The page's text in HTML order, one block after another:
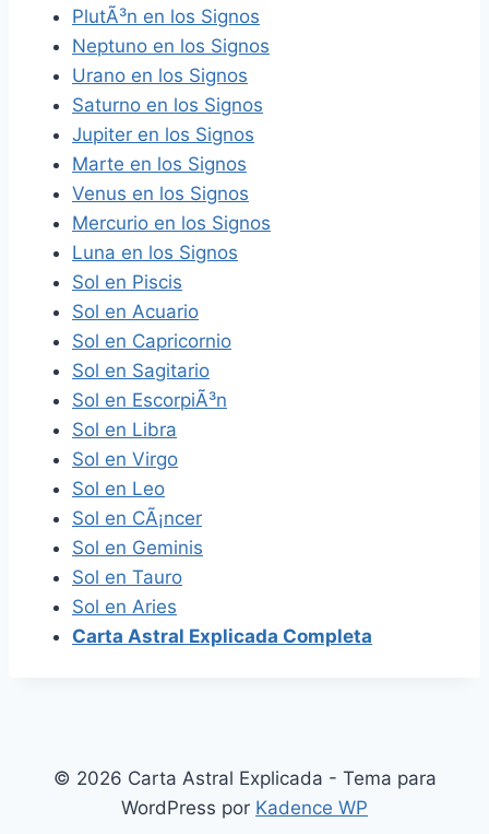
PlutÃ³n en los Signos
Neptuno en los Signos
Urano en los Signos
Saturno en los Signos
Jupiter en los Signos
Marte en los Signos
Venus en los Signos
Mercurio en los Signos
Luna en los Signos
Sol en Piscis
Sol en Acuario
Sol en Capricornio
Sol en Sagitario
Sol en EscorpiÃ³n
Sol en Libra
Sol en Virgo
Sol en Leo
Sol en CÃ¡ncer
Sol en Geminis
Sol en Tauro
Sol en Aries
Carta Astral Explicada Completa
© 2026 Carta Astral Explicada - Tema para
WordPress por Kadence WP